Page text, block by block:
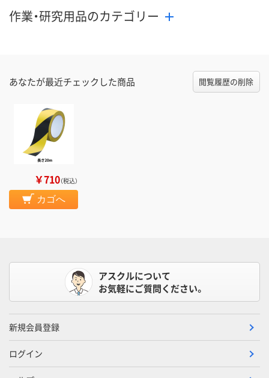
作業・研究用品のカテゴリー
あなたが最近チェックした商品 閲覧履歴の削除
￥710（税込）
カゴへ
アスクルについて
お気軽にご質問ください。
新規会員登録
ログイン